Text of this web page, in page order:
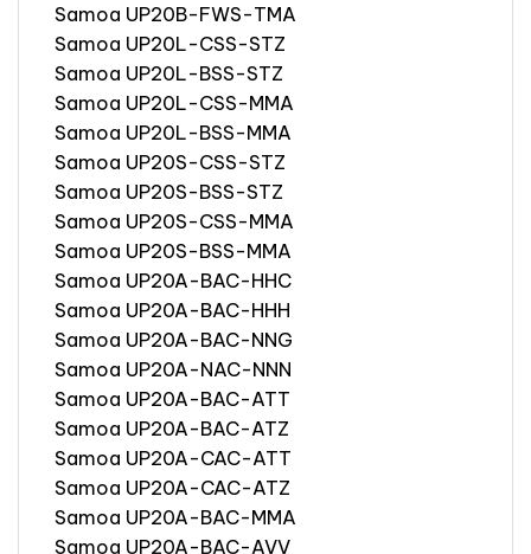
Samoa UP20B-FWS-TMA
Samoa UP20L-CSS-STZ
Samoa UP20L-BSS-STZ
Samoa UP20L-CSS-MMA
Samoa UP20L-BSS-MMA
Samoa UP20S-CSS-STZ
Samoa UP20S-BSS-STZ
Samoa UP20S-CSS-MMA
Samoa UP20S-BSS-MMA
Samoa UP20A-BAC-HHC
Samoa UP20A-BAC-HHH
Samoa UP20A-BAC-NNG
Samoa UP20A-NAC-NNN
Samoa UP20A-BAC-ATT
Samoa UP20A-BAC-ATZ
Samoa UP20A-CAC-ATT
Samoa UP20A-CAC-ATZ
Samoa UP20A-BAC-MMA
Samoa UP20A-BAC-AVV